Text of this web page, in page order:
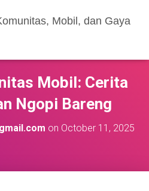
Mobil, dan Gaya
Mobil: Cerita
Ngopi Bareng
on October 11, 2025